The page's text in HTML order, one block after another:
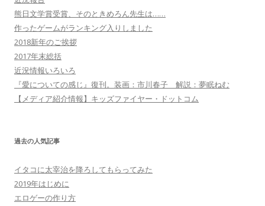
熊日文学賞受賞、そのときめろん先生は……
作ったゲームがランキング入りしました
2018新年のご挨拶
2017年末総括
近況情報いろいろ
『愛についての感じ』復刊。装画：市川春子 解説：夢眠ねむ
【メディア紹介情報】キッズファイヤー・ドットコム
過去の人気記事
イタコに太宰治を降ろしてもらってみた
2019年はじめに
エロゲーの作り方